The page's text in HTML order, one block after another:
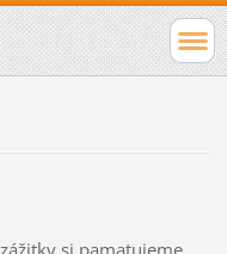
si pamatujeme